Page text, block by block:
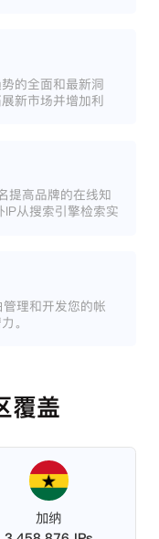
的全面和最新洞
新市场并增加利
提高品牌的在线知
从搜索引擎检索实
理和开发您的帐
。
覆盖
加纳